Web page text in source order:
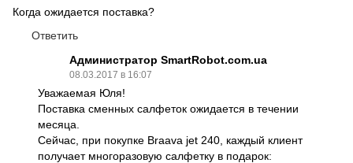
Когда ожидается поставка?
Ответить
Администратор SmartRobot.com.ua
08.03.2017 в 16:07
Уважаемая Юля!
Поставка сменных салфеток ожидается в течении
месяца.
Сейчас, при покупке Braava jet 240, каждый клиент
получает многоразовую салфетку в подарок: